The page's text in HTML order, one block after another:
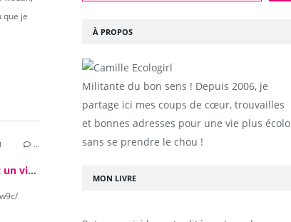
que je
…
Atelier création de totebag avec un vieux tshirt à l'Atelier D'éco Solidaire ! #LTDG #atelierdecosolidaire #mavieecoresponsable
À PROPOS
Militante du bon sens ! Depuis 2006, je
partage ici mes coups de cœur, trouvailles
et bonnes adresses pour une vie plus écolo
sans se prendre le chou !
MON LIVRE